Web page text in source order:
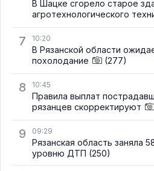
В Шацке сгорело старое
агротехнологического
7 10:20
В Рязанской области
похолодание
(277)
8 10:45
Правила выплат
рязанцев скорректируют
9 09:29
Рязанская область заняла
уровню ДТП (250)